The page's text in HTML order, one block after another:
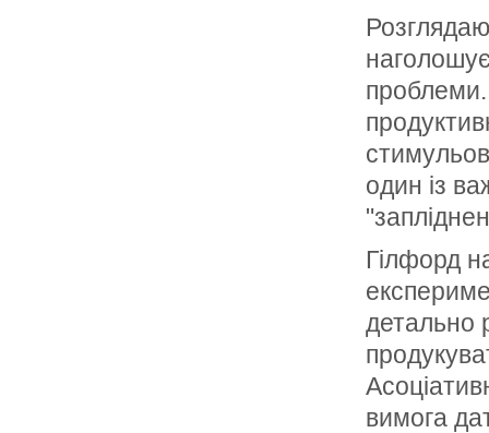
проблеми.
один із
Гілфорд
детально
вимога